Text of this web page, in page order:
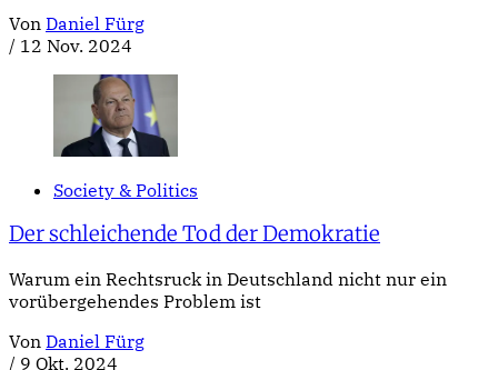
Von Daniel Fürg
/ 12 Nov. 2024
Society & Politics
Der schleichende Tod der Demokratie
Warum ein Rechtsruck in Deutschland nicht nur ein
vorübergehendes Problem ist
Von Daniel Fürg
/ 9 Okt. 2024